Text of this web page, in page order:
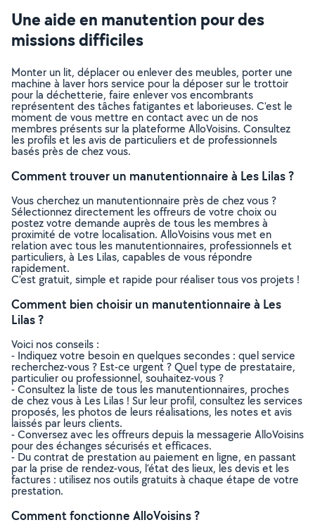
Une aide en manutention pour des
missions difficiles
Monter un lit, déplacer ou enlever des meubles, porter une
machine à laver hors service pour la déposer sur le trottoir
pour la déchetterie, faire enlever vos encombrants
représentent des tâches fatigantes et laborieuses. C’est le
moment de vous mettre en contact avec un de nos
membres présents sur la plateforme AlloVoisins. Consultez
les profils et les avis de particuliers et de professionnels
basés près de chez vous.
Comment trouver un manutentionnaire à Les Lilas ?
Vous cherchez un manutentionnaire près de chez vous ?
Sélectionnez directement les offreurs de votre choix ou
postez votre demande auprès de tous les membres à
proximité de votre localisation. AlloVoisins vous met en
relation avec tous les manutentionnaires, professionnels et
particuliers, à Les Lilas, capables de vous répondre
rapidement.
C’est gratuit, simple et rapide pour réaliser tous vos projets !
Comment bien choisir un manutentionnaire à Les
Lilas ?
Voici nos conseils :
- Indiquez votre besoin en quelques secondes : quel service
recherchez-vous ? Est-ce urgent ? Quel type de prestataire,
particulier ou professionnel, souhaitez-vous ?
- Consultez la liste de tous les manutentionnaires, proches
de chez vous à Les Lilas ! Sur leur profil, consultez les services
proposés, les photos de leurs réalisations, les notes et avis
laissés par leurs clients.
- Conversez avec les offreurs depuis la messagerie AlloVoisins
pour des échanges sécurisés et efficaces.
- Du contrat de prestation au paiement en ligne, en passant
par la prise de rendez-vous, l’état des lieux, les devis et les
factures : utilisez nos outils gratuits à chaque étape de votre
prestation.
Comment fonctionne AlloVoisins ?